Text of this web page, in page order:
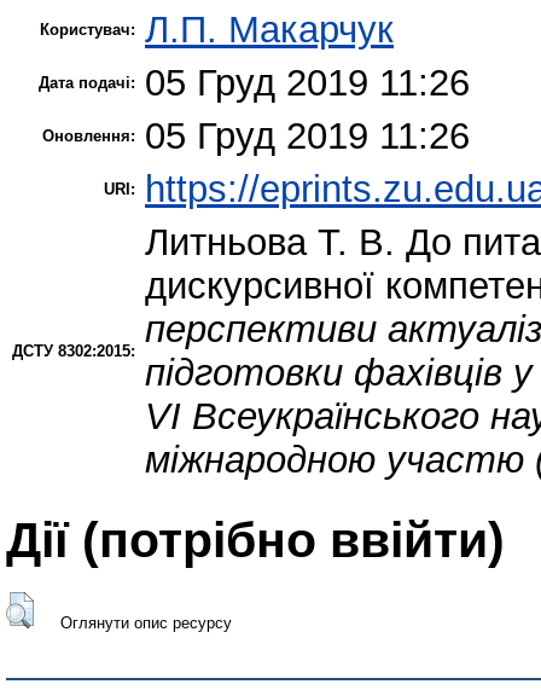
Користувач: Л.П. Макарчук
Дата подачі: 05 Груд 2019 11:26
Оновлення: 05 Груд 2019 11:26
URI: https://
ДСТУ 8302:2015:
Литньова Т. В. До
дискурсивної
перспективи
підготовки фахівців
VІ Всеукраїнського
міжнародною участю
Дії ​​(потрібно ввійти)
Оглянути опис ресурсу